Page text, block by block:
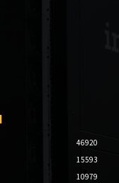
46920
15593
10979